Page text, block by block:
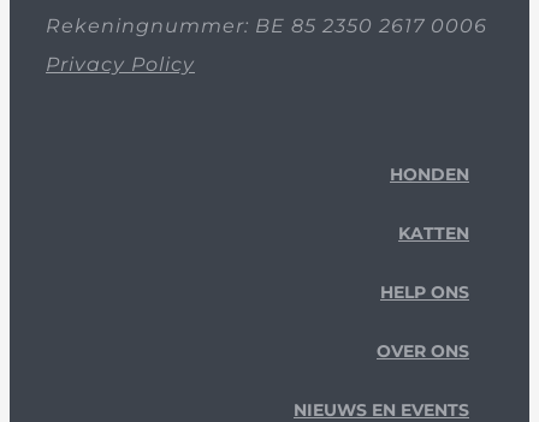
Rekeningnummer: BE 85 2350 2617 0006
Privacy Policy
HONDEN
KATTEN
HELP ONS
OVER ONS
NIEUWS EN EVENTS